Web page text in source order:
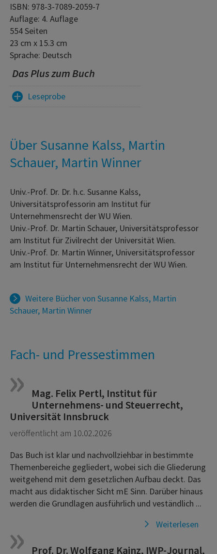
ISBN: 978-3-7089-2059-7
Auflage: 4. Auflage
554 Seiten
23 cm x 15.3 cm
Sprache: Deutsch
Das Plus zum Buch
Leseprobe
Über Susanne Kalss, Martin
Schauer, Martin Winner
Univ.-Prof. Dr. Dr. h.c. Susanne Kalss,
Universitätsprofessorin am Institut für
Unternehmensrecht der WU Wien.
Univ.-Prof. Dr. Martin Schauer, Universitätsprofessor
am Institut für Zivilrecht der Universität Wien.
Univ.-Prof. Dr. Martin Winner, Universitätsprofessor
am Institut für Unternehmensrecht der WU Wien.
Weitere Bücher von Susanne Kalss, Martin
Schauer, Martin Winner
Fach- und Pressestimmen
Mag. Felix Pertl, Institut für
Unternehmens- und Steuerrecht,
Universität Innsbruck
veröffentlicht am 10.02.2026
Das Buch ist klar und nachvollziehbar in bestimmte
Themenbereiche gegliedert, wobei sich die Gliederung
weitgehend mit dem gesetzlichen Aufbau deckt. Das
macht aus didaktischer Sicht mE Sinn. Darüber hinaus
werden die Grundlagen ausführlich und veständlich ...
Weiterlesen
Prof. Dr. Wolfgang Kainz, IWP-Journal,